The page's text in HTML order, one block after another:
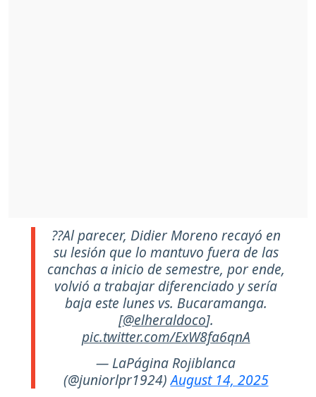
??Al parecer, Didier Moreno recayó en
su lesión que lo mantuvo fuera de las
canchas a inicio de semestre, por ende,
volvió a trabajar diferenciado y sería
baja este lunes vs. Bucaramanga.
[@elheraldoco].
pic.twitter.com/ExW8fa6qnA
— LaPágina Rojiblanca
(@juniorlpr1924)August 14, 2025